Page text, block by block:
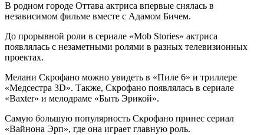
В родном городе Оттава актриса впервые снялась в
независимом фильме вместе с Адамом Бичем.
До прорывной роли в сериале «Mob Stories» актриса
появлялась с незаметными ролями в разных телевизионных
проектах.
Мелани Скрофано можно увидеть в «Пиле 6» и триллере
«Медсестра 3D». Также, Скрофано появлялась в сериале
«Baxter» и мелодраме «Быть Эрикой».
Самую большую популярность Скрофано принес сериал
«Вайнона Эрп», где она играет главную роль.